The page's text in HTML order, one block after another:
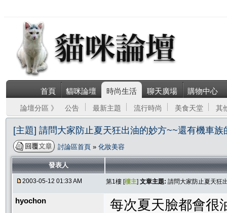
首頁 貓咪論壇 時尚生活 聊天廣場 購物中心
論壇分區 》 公告 最新主題 流行時尚 美食天堂 其
[主題] 請問大家防止夏天狂出油的妙方~~還有機車族
討論區首頁 » 化妝美容
發表人
2003-05-12 01:33 AM 第1樓 [樓主] 文章主題: 請問大家防止夏天狂
hyochon
每次夏天臉都會很